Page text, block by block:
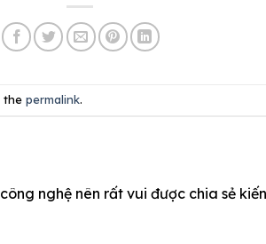
thepermalink.
nghệ nên rất vui được chia sẻ